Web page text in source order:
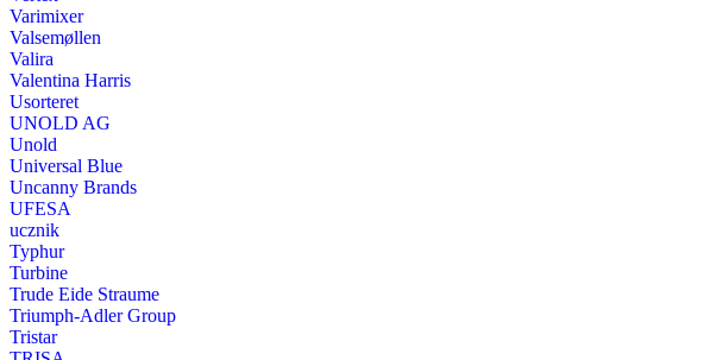
Varimixer
Valsemøllen
Valira
Valentina Harris
Usorteret
UNOLD AG
Unold
Universal Blue
Uncanny Brands
UFESA
ucznik
Typhur
Turbine
Trude Eide Straume
Triumph-Adler Group
Tristar